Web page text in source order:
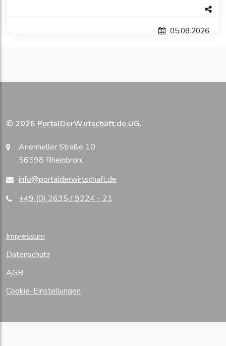
05.08.2026
© 2026 PortalDerWirtschaft.de UG.
Arienheller Straße 10
56598 Rheinbrohl
info@portalderwirtschaft.de
+49 (0) 2635 / 9224 - 21
Impressum
Datenschutz
AGB
Cookie-Einstellungen